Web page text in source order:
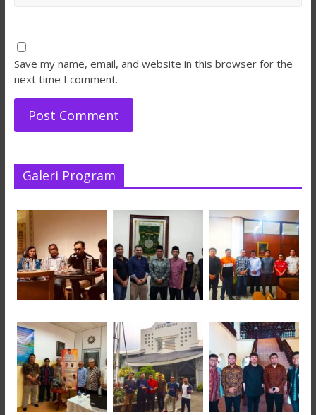
Save my name, email, and website in this browser for the
next time I comment.
Galeri Program